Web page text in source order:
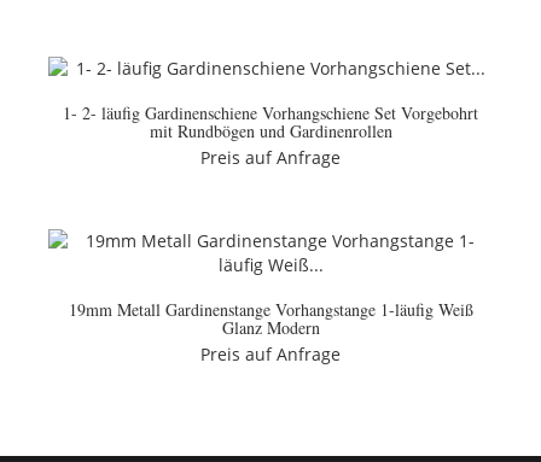
1- 2- läufig Gardinenschiene Vorhangschiene Set Vorgebohrt
mit Rundbögen und Gardinenrollen
Preis auf Anfrage
19mm Metall Gardinenstange Vorhangstange 1-läufig Weiß
Glanz Modern
Preis auf Anfrage